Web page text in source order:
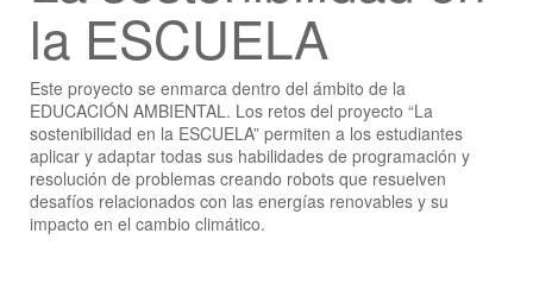
la ESCUELA
Este proyecto se enmarca dentro del ámbito de la
EDUCACIÓN AMBIENTAL. Los retos del proyecto “La
sostenibilidad en la ESCUELA” permiten a los estudiantes
aplicar y adaptar todas sus habilidades de programación y
resolución de problemas creando robots que resuelven
desafíos relacionados con las energías renovables y su
impacto en el cambio climático.